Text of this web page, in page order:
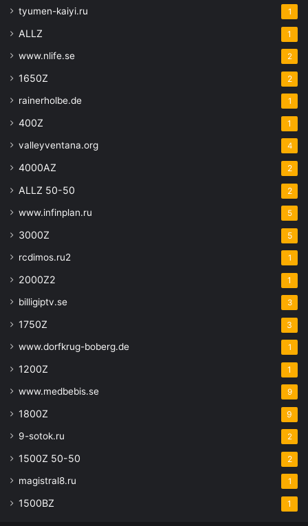
tyumen-kaiyi.ru 1
ALLZ 1
www.nlife.se 2
1650Z 2
rainerholbe.de 1
400Z 1
valleyventana.org 4
4000AZ 2
ALLZ 50-50 2
www.infinplan.ru 5
3000Z 5
rcdimos.ru2 1
2000Z2 1
billigiptv.se 3
1750Z 3
www.dorfkrug-boberg.de 1
1200Z 1
www.medbebis.se 9
1800Z 9
9-sotok.ru 2
1500Z 50-50 2
magistral8.ru 1
1500BZ 1